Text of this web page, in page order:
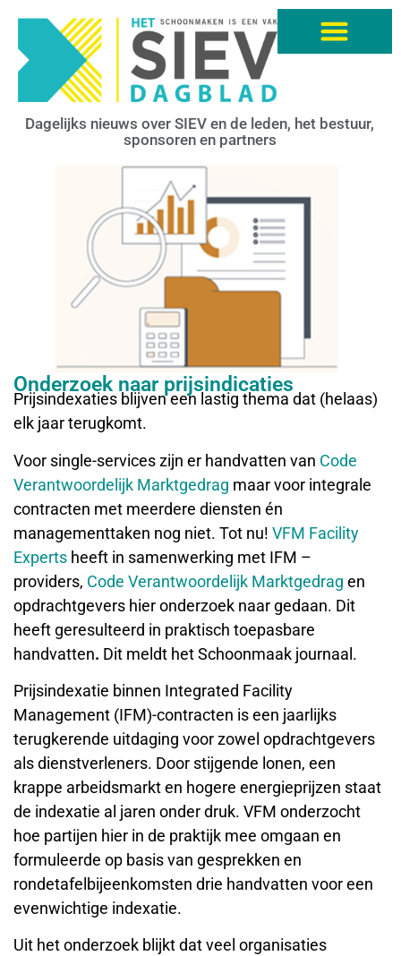
Dagelijks nieuws over SIEV en de leden, het bestuur,
sponsoren en partners
Onderzoek naar prijsindicaties
Prijsindexaties blijven een lastig thema dat (helaas)
elk jaar terugkomt.
Voor single-services zijn er handvatten van Code
Verantwoordelijk Marktgedrag maar voor integrale
contracten met meerdere diensten én
managementtaken nog niet. Tot nu! VFM Facility
Experts heeft in samenwerking met IFM –
providers, Code Verantwoordelijk Marktgedrag en
opdrachtgevers hier onderzoek naar gedaan. Dit
heeft geresulteerd in praktisch toepasbare
handvatten. Dit meldt het Schoonmaak journaal.
Prijsindexatie binnen Integrated Facility
Management (IFM)-contracten is een jaarlijks
terugkerende uitdaging voor zowel opdrachtgevers
als dienstverleners. Door stijgende lonen, een
krappe arbeidsmarkt en hogere energieprijzen staat
de indexatie al jaren onder druk. VFM onderzocht
hoe partijen hier in de praktijk mee omgaan en
formuleerde op basis van gesprekken en
rondetafelbijeenkomsten drie handvatten voor een
evenwichtige indexatie.
Uit het onderzoek blijkt dat veel organisaties